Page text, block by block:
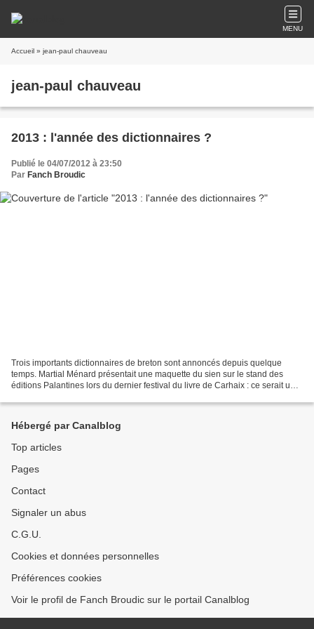
MENU
Accueil » jean-paul chauveau
jean-paul chauveau
2013 : l'année des dictionnaires ?
Publié le 04/07/2012 à 23:50
Par Fanch Broudic
Trois importants dictionnaires de breton sont annoncés depuis quelque
temps. Martial Ménard présentait une maquette du sien sur le stand des
éditions Palantines lors du dernier festival du livre de Carhaix : ce serait un
Hébergé par Canalblog
Top articles
Pages
Contact
Signaler un abus
C.G.U.
Cookies et données personnelles
Préférences cookies
Voir le profil de Fanch Broudic sur le portail Canalblog